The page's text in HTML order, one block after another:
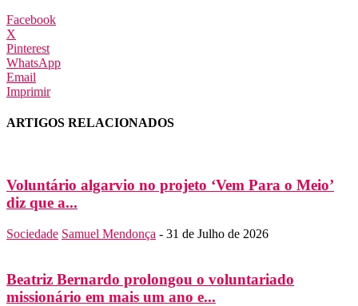
Facebook
X
Pinterest
WhatsApp
Email
Imprimir
ARTIGOS RELACIONADOS
Voluntário algarvio no projeto ‘Vem Para o Meio’
diz que a...
Sociedade Samuel Mendonça - 31 de Julho de 2026
Beatriz Bernardo prolongou o voluntariado
missionário em mais um ano e...